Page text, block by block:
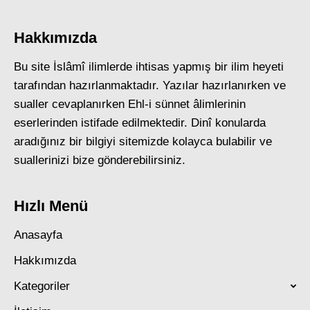
Hakkımızda
Bu site İslâmî ilimlerde ihtisas yapmış bir ilim heyeti
tarafından hazırlanmaktadır. Yazılar hazırlanırken ve
sualler cevaplanırken Ehl-i sünnet âlimlerinin
eserlerinden istifade edilmektedir. Dinî konularda
aradığınız bir bilgiyi sitemizde kolayca bulabilir ve
suallerinizi bize gönderebilirsiniz.
Hızlı Menü
Anasayfa
Hakkımızda
Kategoriler